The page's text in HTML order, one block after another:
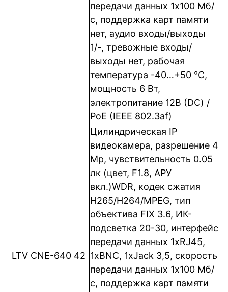
передачи данных 1x100 Мб/
с, поддержка карт памяти
нет, аудио входы/выходы
1/-, тревожные входы/
выходы нет, рабочая
температура -40…+50 °C,
мощность 6 Вт,
электропитание 12В (DC) /
PoE (IEEE 802.3af)
LTV CNE-640 42
Цилиндрическая IP
видеокамера, разрешение 4
Mp, чувствительность 0.05
лк (цвет, F1.8, АРУ
вкл.)WDR, кодек сжатия
Н265/H264/MPEG, тип
объектива FIX 3.6, ИК-
подсветка 20-30, интерфейс
передачи данных 1xRJ45,
1xBNC, 1xJack 3,5, cкорость
передачи данных 1x100 Мб/
с, поддержка карт памяти